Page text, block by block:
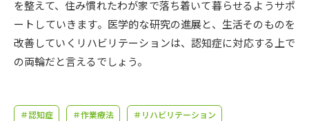
を整えて、住み慣れたわが家で落ち着いて暮らせるようサポ
ートしていきます。医学的な研究の進展と、生活そのものを
改善していくリハビリテーションは、認知症に対応する上で
の両輪だと言えるでしょう。
＃認知症 ＃作業療法 ＃リハビリテーション